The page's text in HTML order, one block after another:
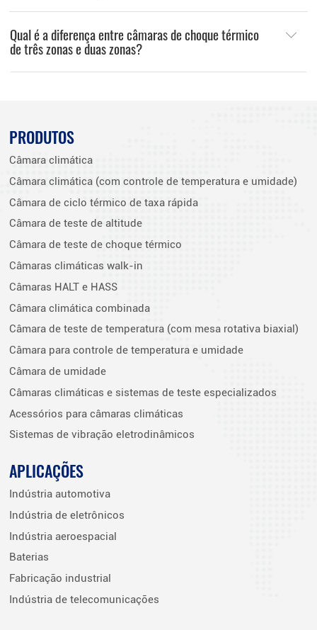
Qual é a diferença entre câmaras de choque térmico
de três zonas e duas zonas?
PRODUTOS
Câmara climática
Câmara climática (com controle de temperatura e umidade)
Câmara de ciclo térmico de taxa rápida
Câmara de teste de altitude
Câmara de teste de choque térmico
Câmaras climáticas walk-in
Câmaras HALT e HASS
Câmara climática combinada
Câmara de teste de temperatura (com mesa rotativa biaxial)
Câmara para controle de temperatura e umidade
Câmara de umidade
Câmaras climáticas e sistemas de teste especializados
Acessórios para câmaras climáticas
Sistemas de vibração eletrodinâmicos
APLICAÇÕES
Indústria automotiva
Indústria de eletrônicos
Indústria aeroespacial
Baterias
Fabricação industrial
Indústria de telecomunicações